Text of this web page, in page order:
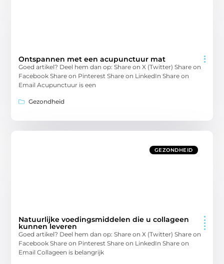
Ontspannen met een acupunctuur mat
Goed artikel? Deel hem dan op: Share on X (Twitter) Share on
Facebook Share on Pinterest Share on LinkedIn Share on
Email Acupunctuur is een
Gezondheid
GEZONDHEID
Natuurlijke voedingsmiddelen die u collageen
kunnen leveren
Goed artikel? Deel hem dan op: Share on X (Twitter) Share on
Facebook Share on Pinterest Share on LinkedIn Share on
Email Collageen is belangrijk